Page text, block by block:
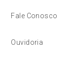
Fale Conosco
Ouvidoria